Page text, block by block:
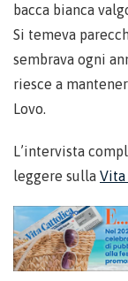
bacca bianca
Si temeva
sembrava ogni
riesce a
Lovo.
L’intervista
leggere sulla Vita